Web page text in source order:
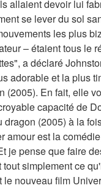
allaient devoir lui
se lever du sol
les plus
– étaient tous le
a déclaré
adorable et la plus
En fait, elle
capacité de
(2005) à la
amour est la
je pense que faire
simplement ce
nouveau film